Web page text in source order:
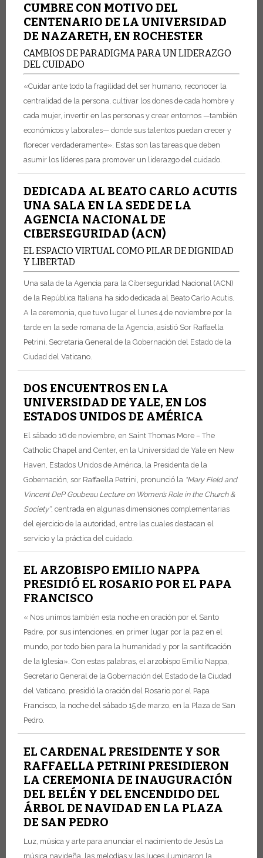
CUMBRE CON MOTIVO DEL
CENTENARIO DE LA UNIVERSIDAD
DE NAZARETH, EN ROCHESTER
CAMBIOS DE PARADIGMA PARA UN LIDERAZGO
DEL CUIDADO
«Cuidar ante todo la fragilidad del ser humano, reconocer la
centralidad de la persona, cultivar los dones de cada hombre y
cada mujer, invertir en las personas y crear entornos —también
económicos y laborales— donde sus talentos puedan crecer y
florecer verdaderamente». Estas son las tareas que deben
asumir los líderes para promover un liderazgo del cuidado.
DEDICADA AL BEATO CARLO ACUTIS
UNA SALA EN LA SEDE DE LA
AGENCIA NACIONAL DE
CIBERSEGURIDAD (ACN)
EL ESPACIO VIRTUAL COMO PILAR DE DIGNIDAD
Y LIBERTAD
Una sala de la Agencia para la Ciberseguridad Nacional (ACN)
de la República Italiana ha sido dedicada al Beato Carlo Acutis.
A la ceremonia, que tuvo lugar el lunes 4 de noviembre por la
tarde en la sede romana de la Agencia, asistió Sor Raffaella
Petrini, Secretaria General de la Gobernación del Estado de la
Ciudad del Vaticano.
DOS ENCUENTROS EN LA
UNIVERSIDAD DE YALE, EN LOS
ESTADOS UNIDOS DE AMÉRICA
El sábado 16 de noviembre, en Saint Thomas More – The
Catholic Chapel and Center, en la Universidad de Yale en New
Haven, Estados Unidos de América, la Presidenta de la
Gobernación, sor Raffaella Petrini, pronunció la “Mary Field and
Vincent DeP Goubeau Lecture on Women’s Role in the Church &
Society”, centrada en algunas dimensiones complementarias
del ejercicio de la autoridad, entre las cuales destacan el
servicio y la práctica del cuidado.
EL ARZOBISPO EMILIO NAPPA
PRESIDIÓ EL ROSARIO POR EL PAPA
FRANCISCO
« Nos unimos también esta noche en oración por el Santo
Padre, por sus intenciones, en primer lugar por la paz en el
mundo, por todo bien para la humanidad y por la santificación
de la Iglesia». Con estas palabras, el arzobispo Emilio Nappa,
Secretario General de la Gobernación del Estado de la Ciudad
del Vaticano, presidió la oración del Rosario por el Papa
Francisco, la noche del sábado 15 de marzo, en la Plaza de San
Pedro.
EL CARDENAL PRESIDENTE Y SOR
RAFFAELLA PETRINI PRESIDIERON
LA CEREMONIA DE INAUGURACIÓN
DEL BELÉN Y DEL ENCENDIDO DEL
ÁRBOL DE NAVIDAD EN LA PLAZA
DE SAN PEDRO
Luz, música y arte para anunciar el nacimiento de Jesús La
música navideña, las melodías y las luces iluminaron la